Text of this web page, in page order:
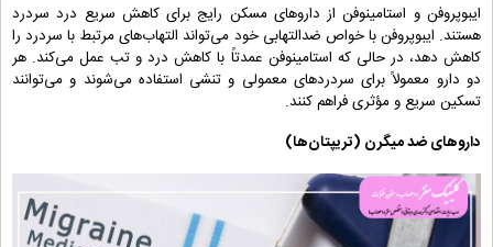
ایبوپروفن و استامینوفن از داروهای مسکن رایج برای کاهش سریع درد سردرد
هستند. ایبوپروفن با خواص ضدالتهابی خود می‌تواند التهاب‌های مرتبط با سردرد را
کاهش دهد، در حالی که استامینوفن عمدتاً با کاهش درد و تب عمل می‌کند. هر
دو دارو معمولاً برای سردردهای معمولی و تنشی استفاده می‌شوند و می‌توانند
تسکین سریع و مؤثری فراهم کنند.
داروهای ضد میگرن (تریپتان‌ها)